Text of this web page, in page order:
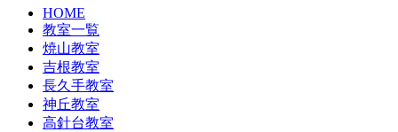
HOME
教室一覧
焼山教室
吉根教室
長久手教室
神丘教室
高針台教室